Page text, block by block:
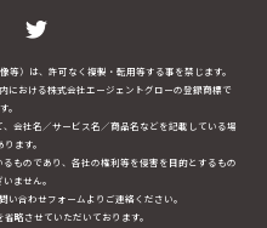
）は、許可なく複製・転用等する事を禁じます。
における株式会社エージェントグローの登録商標で
す。
会社名／サービス名／商品名などを記載している場
ます。
ものであり、各社の権利等を侵害を目的とするもの
ません。
合わせフォームよりご連絡ください。
略させていただいております。